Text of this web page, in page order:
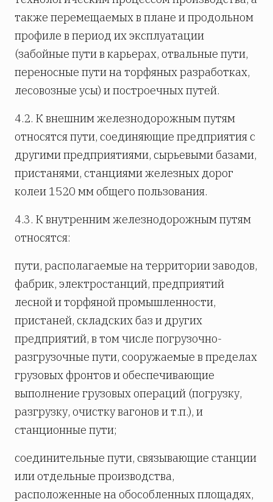
также перемещаемых в плане и продольном
профиле в период их эксплуатации
(забойные пути в карьерах, отвальные пути,
переносные пути на торфяных разработках,
лесовозные усы) и построечных путей.
4.2. К внешним железнодорожным путям
относятся пути, соединяющие предприятия с
другими предприятиями, сырьевыми базами,
пристанями, станциями железных дорог
колеи 1520 мм общего пользования.
4.3. К внутренним железнодорожным путям
относятся:
пути, располагаемые на территории заводов,
фабрик, электростанций, предприятий
лесной и торфяной промышленности,
пристаней, складских баз и других
предприятий, в том числе погрузочно-
разгрузочные пути, сооружаемые в пределах
грузовых фронтов и обеспечивающие
выполнение грузовых операций (погрузку,
разгрузку, очистку вагонов и т.п.), и
станционные пути;
соединительные пути, связывающие станции
или отдельные производства,
расположенные на обособленных площадях,